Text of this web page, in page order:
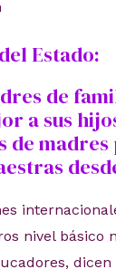
Estado:
de
a sus
de
nivel básico